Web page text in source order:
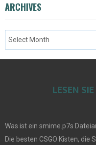
ARCHIVES
LESEN
Was ist ein smime.p7s
Die besten CSGO Kisten,